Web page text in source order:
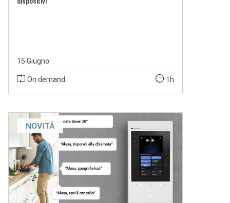
dispositivi
15 Giugno
On demand
1h
NOVITÀ